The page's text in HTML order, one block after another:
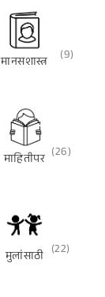
मानसशास्त्र (9)
माहितीपर (26)
मुलांसाठी (22)